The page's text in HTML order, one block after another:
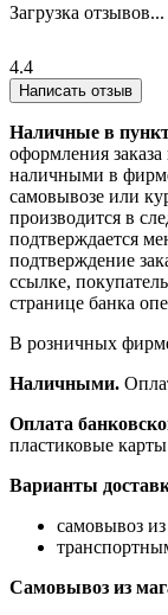
Загрузка отзывов...
4.4
Написать отзыв
Наличные в
оформления
наличными в
самовывозе или
производится в
подтверждается
подтверждение
ссылке,
странице банка
В розничных
Наличными.
Оплата
пластиковые
Варианты
самовывоз
Самовывоз из